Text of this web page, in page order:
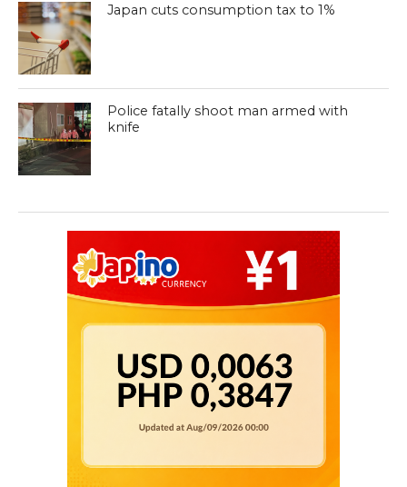
Japan cuts consumption tax to 1%
Police fatally shoot man armed with
knife